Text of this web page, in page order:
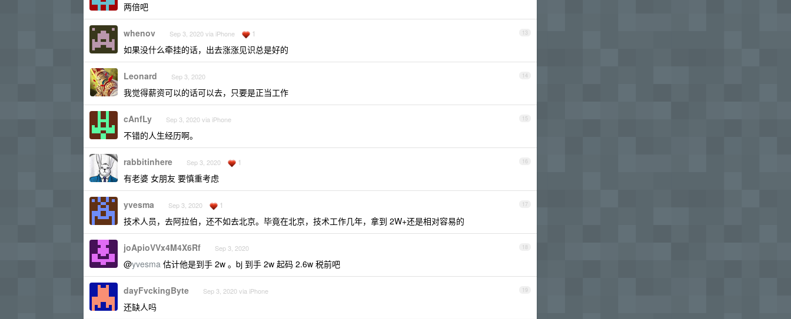
两倍吧
13
whenov Sep 3, 2020 via iPhone 1
如果没什么牵挂的话，出去涨涨见识总是好的
14
Leonard Sep 3, 2020
我觉得薪资可以的话可以去，只要是正当工作
15
cAnfLy Sep 3, 2020 via iPhone
不错的人生经历啊。
16
rabbitinhere Sep 3, 2020 1
有老婆 女朋友 要慎重考虑
17
yvesma Sep 3, 2020 1
技术人员，去阿拉伯，还不如去北京。毕竟在北京，技术工作几年，拿到 2W+还是相对容易的
18
joApioVVx4M4X6Rf Sep 3, 2020
@yvesma 估计他是到手 2w 。bj 到手 2w 起码 2.6w 税前吧
19
dayFvckingByte Sep 3, 2020 via iPhone
还缺人吗